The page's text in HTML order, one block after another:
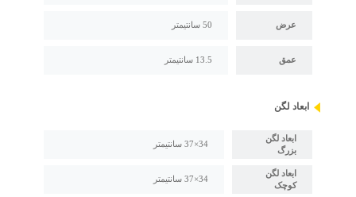
عرض 50 سانتیمتر
عمق 13.5 سانتیمتر
ابعاد لگن
ابعاد لگن
بزرگ
34×37 سانتیمتر
ابعاد لگن
کوچک
34×37 سانتیمتر